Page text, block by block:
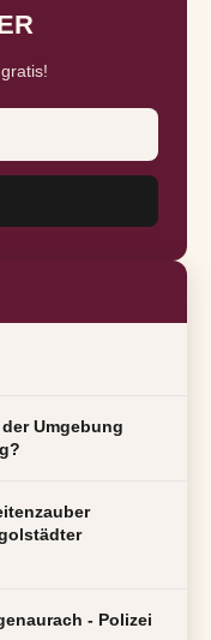
Umgebung
- Polizei